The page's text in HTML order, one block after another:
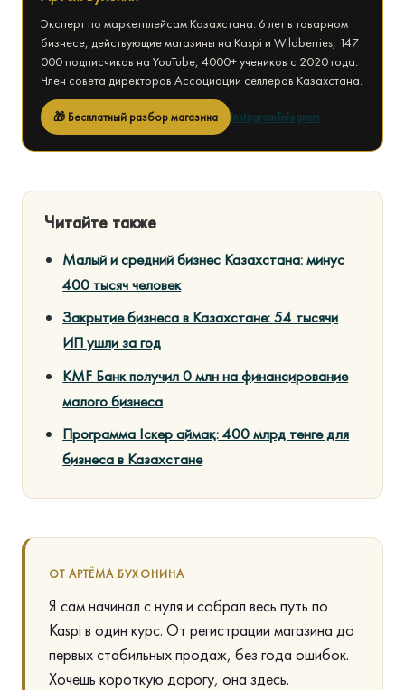
Эксперт по маркетплейсам Казахстана. 6 лет в товарном
бизнесе, действующие магазины на Kaspi и Wildberries, 147
000 подписчиков на YouTube, 4000+ учеников с 2020 года.
Член совета директоров Ассоциации селлеров Казахстана.
🎁 Бесплатный разбор магазина InstagramTelegram
Читайте также
Малый и средний бизнес Казахстана: минус
400 тысяч человек
Закрытие бизнеса в Казахстане: 54 тысячи
ИП ушли за год
KMF Банк получил 0 млн на финансирование
малого бизнеса
Программа Іскер аймақ: 400 млрд тенге для
бизнеса в Казахстане
ОТ АРТЁМА БУХОНИНА
Я сам начинал с нуля и собрал весь путь по
Kaspi в один курс. От регистрации магазина до
первых стабильных продаж, без года ошибок.
Хочешь короткую дорогу, она здесь.